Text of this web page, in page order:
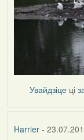
Увайдзіце ці
Harrier-